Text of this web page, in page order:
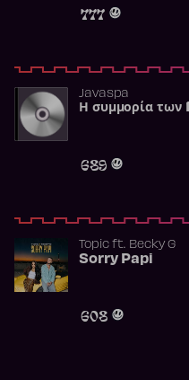
777
Javaspa
Η συμμορία των 11
689
Topicft. Becky G
Sorry Papi
608